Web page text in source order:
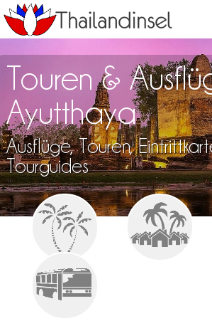
Touren &
Ayutthaya
Ausflüge, Touren,
Tourguides